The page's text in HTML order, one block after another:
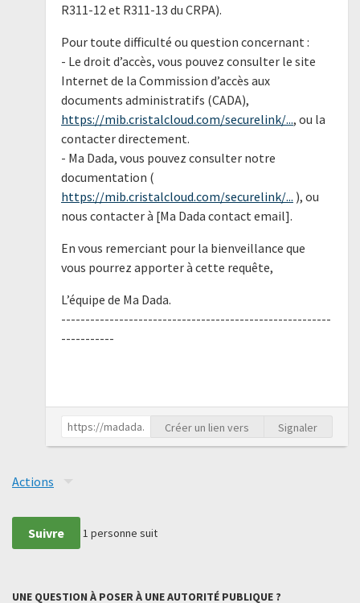
R311-12 et R311-13 du CRPA).
Pour toute difficulté ou question concernant :
- Le droit d’accès, vous pouvez consulter le site
Internet de la Commission d’accès aux
documents administratifs (CADA),
https://mib.cristalcloud.com/securelink/..., ou la
contacter directement.
- Ma Dada, vous pouvez consulter notre
documentation (
https://mib.cristalcloud.com/securelink/... ), ou
nous contacter à [Ma Dada contact email].
En vous remerciant pour la bienveillance que
vous pourrez apporter à cette requête,
L’équipe de Ma Dada.
--------------------------------------------------------
-----------
Créer un lien vers Signaler
Actions
Suivre 1 personne suit
UNE QUESTION À POSER À UNE AUTORITÉ PUBLIQUE ?